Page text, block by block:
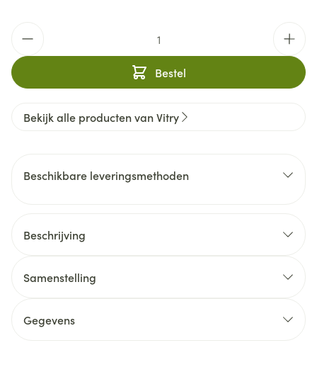
Bestel
Bekijk alle producten van Vitry
Beschikbare leveringsmethoden
Beschrijving
Samenstelling
Gegevens